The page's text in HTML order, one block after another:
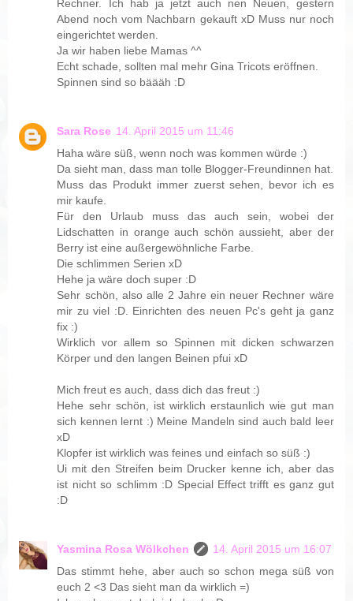
Rechner. Ich hab ja jetzt auch nen Neuen, gestern
Abend noch vom Nachbarn gekauft xD Muss nur noch
eingerichtet werden.
Ja wir haben liebe Mamas ^^
Echt schade, sollten mal mehr Gina Tricots eröffnen.
Spinnen sind so bäääh :D
Sara Rose 14. April 2015 um 11:46
Haha wäre süß, wenn noch was kommen würde :)
Da sieht man, dass man tolle Blogger-Freundinnen hat.
Muss das Produkt immer zuerst sehen, bevor ich es
mir kaufe.
Für den Urlaub muss das auch sein, wobei der
Lidschatten in orange auch schön aussieht, aber der
Berry ist eine außergewöhnliche Farbe.
Die schlimmen Serien xD
Hehe ja wäre doch super :D
Sehr schön, also alle 2 Jahre ein neuer Rechner wäre
mir zu viel :D. Einrichten des neuen Pc's geht ja ganz
fix :)
Wirklich vor allem so Spinnen mit dicken schwarzen
Körper und den langen Beinen pfui xD
Mich freut es auch, dass dich das freut :)
Hehe sehr schön, ist wirklich erstaunlich wie gut man
sich kennen lernt :) Meine Mandeln sind auch bald leer
xD
Klopfer ist wirklich was feines und einfach so süß :)
Ui mit den Streifen beim Drucker kenne ich, aber das
ist nicht so schlimm :D Special Effect trifft es ganz gut
:D
Yasmina Rosa Wölkchen
14. April 2015 um 16:07
Das stimmt hehe, aber auch so schon mega süß von
euch 2 <3 Das sieht man da wirklich =)